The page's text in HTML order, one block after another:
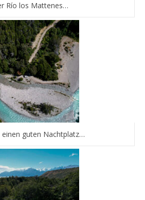
Río los Mattenes…
guten Nachtplatz…